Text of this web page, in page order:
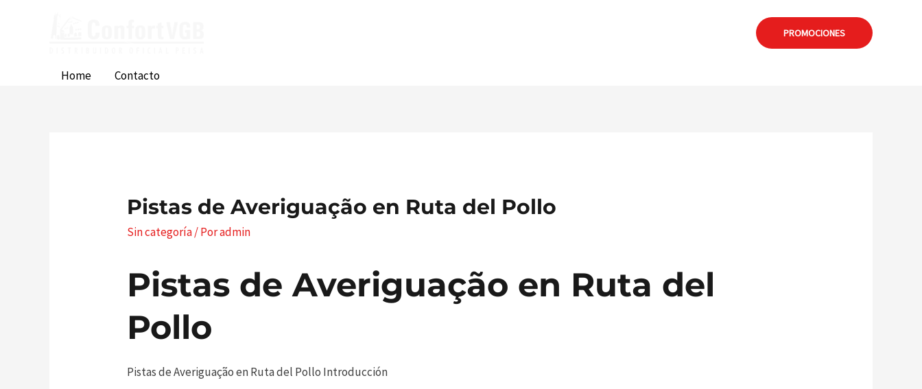
PROMOCIONES
Home Contacto
Pistas de Averiguação en Ruta del Pollo
Sin categoría/ Poradmin
Pistas de Averiguação en Ruta del
Pollo
Pistas de Averiguação en Ruta del Pollo Introducción